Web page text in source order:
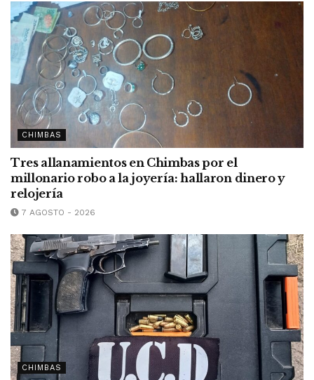
CHIMBAS
Tres allanamientos en Chimbas por el
millonario robo a la joyería: hallaron dinero y
relojería
7 AGOSTO - 2026
CHIMBAS